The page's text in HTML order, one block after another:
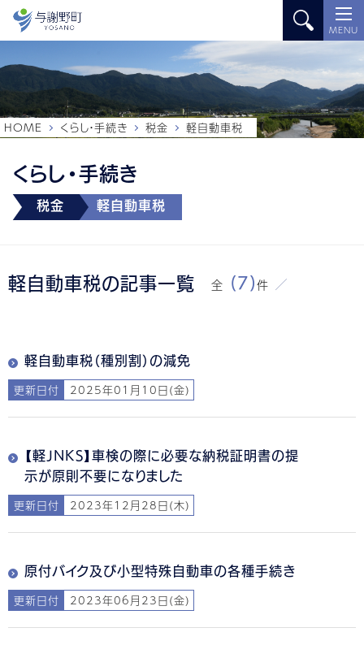
MENU
くらし・手続き
税金 軽自動車税
HOME くらし・手続き 税金 軽自動車税
軽自動車税の記事一覧 全 (7)件
軽自動車税（種別割）の減免
更新日付 2025年01月10日(金)
【軽JNKS】車検の際に必要な納税証明書の提
示が原則不要になりました
更新日付 2023年12月28日(木)
原付バイク及び小型特殊自動車の各種手続き
更新日付 2023年06月23日(金)